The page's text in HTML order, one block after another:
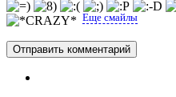
Еще смайлы